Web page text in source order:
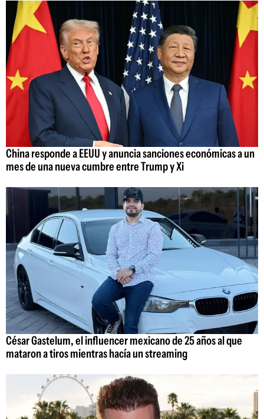
China responde a EEUU y anuncia sanciones económicas a un
mes de una nueva cumbre entre Trump y Xi
César Gastelum, el influencer mexicano de 25 años al que
mataron a tiros mientras hacía un streaming